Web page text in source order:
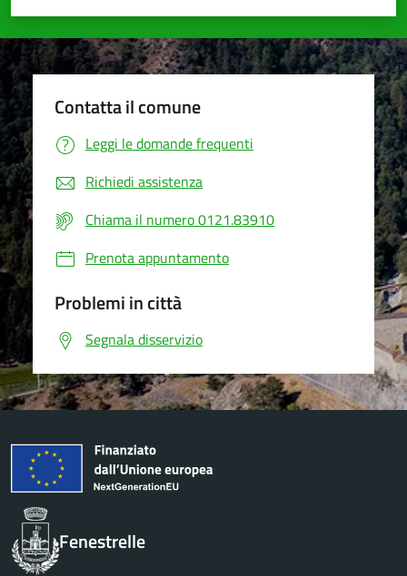
Valuta 5 stelle su 5
Valuta 4 stelle su 5
Valuta 3 stelle su 5
Valuta 2 stelle su 5
Valuta 1 stelle su 5
Contatta il comune
Leggi le domande frequenti
Richiedi assistenza
Chiama il numero 0121.83910
Prenota appuntamento
Problemi in città
Segnala disservizio
Fenestrelle